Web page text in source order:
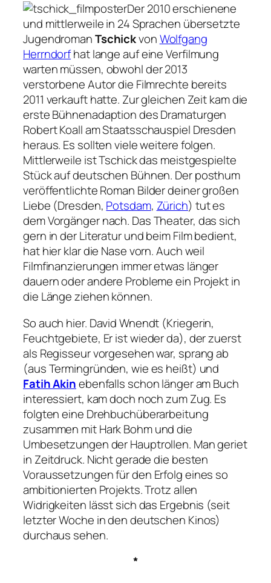
Der 2010 erschienene
und mittlerweile in 24 Sprachen übersetzte
JugendromanTschickvonWolfgang
Herrndorfhat lange auf eine Verfilmung
warten müssen, obwohl der 2013
verstorbene Autor die Filmrechte bereits
2011 verkauft hatte. Zur gleichen Zeit kam die
erste Bühnenadaption des Dramaturgen
Robert Koall am Staatsschauspiel Dresden
heraus. Es sollten viele weitere folgen.
Mittlerweile ist Tschick das meistgespielte
Stück auf deutschen Bühnen. Der posthum
veröffentlichte Roman Bilder deiner großen
Liebe (Dresden, Potsdam, Zürich) tut es
dem Vorgänger nach. Das Theater, das sich
gern in der Literatur und beim Film bedient,
hat hier klar die Nase vorn. Auch weil
Filmfinanzierungen immer etwas länger
dauern oder andere Probleme ein Projekt in
die Länge ziehen können.
So auch hier. David Wnendt (Kriegerin,
Feuchtgebiete, Er ist wieder da), der zuerst
als Regisseur vorgesehen war, sprang ab
(aus Termingründen, wie es heißt) und
Fatih Akinebenfalls schon länger am Buch
interessiert, kam doch noch zum Zug. Es
folgten eine Drehbuchüberarbeitung
zusammen mit Hark Bohm und die
Umbesetzungen der Hauptrollen. Man geriet
in Zeitdruck. Nicht gerade die besten
Voraussetzungen für den Erfolg eines so
ambitionierten Projekts. Trotz allen
Widrigkeiten lässt sich das Ergebnis (seit
letzter Woche in den deutschen Kinos)
durchaus sehen.
*